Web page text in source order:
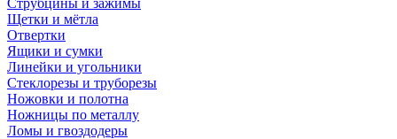
Струбцины и зажимы
Щетки и мётла
Отвертки
Ящики и сумки
Линейки и угольники
Стеклорезы и труборезы
Ножовки и полотна
Ножницы по металлу
Ломы и гвоздодеры